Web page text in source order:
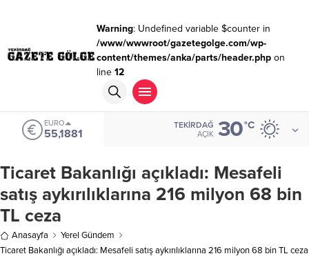
Warning: Undefined variable $counter in
/www/wwwroot/gazetegolge.com/wp-
content/themes/anka/parts/header.phpon
line 12
EURO
55,1881
TEKIRDAĞ
AÇIK 30°C
Ticaret Bakanlığı açıkladı: Mesafeli
satış aykırılıklarına 216 milyon 68 bin
TL ceza
Anasayfa
Yerel Gündem
Ticaret Bakanlığı açıkladı: Mesafeli satış aykırılıklarına 216 milyon 68 bin TL ceza